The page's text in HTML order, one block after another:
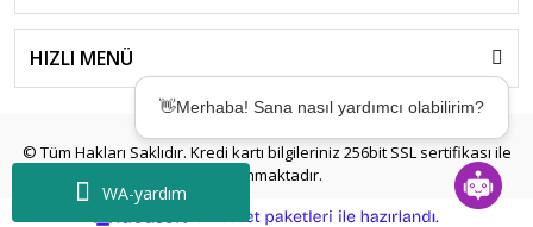
WA-yardım
HIZLI MENÜ
© Tüm Hakları Saklıdır. Kredi kartı bilgileriniz 256bit SSL sertifikası ile
korunmaktadır.
👋Merhaba! Sana nasıl yardımcı olabilirim?
çözümler sunmak için buradayım! ✨
e-